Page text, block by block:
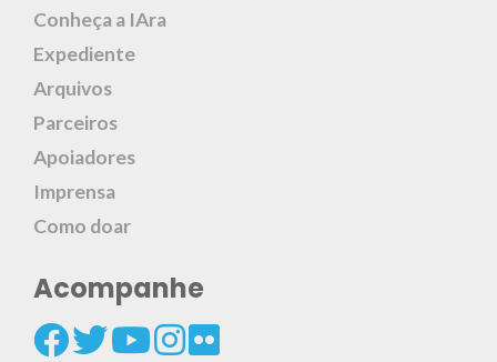
Conheça a IAra
Expediente
Arquivos
Parceiros
Apoiadores
Imprensa
Como doar
Acompanhe